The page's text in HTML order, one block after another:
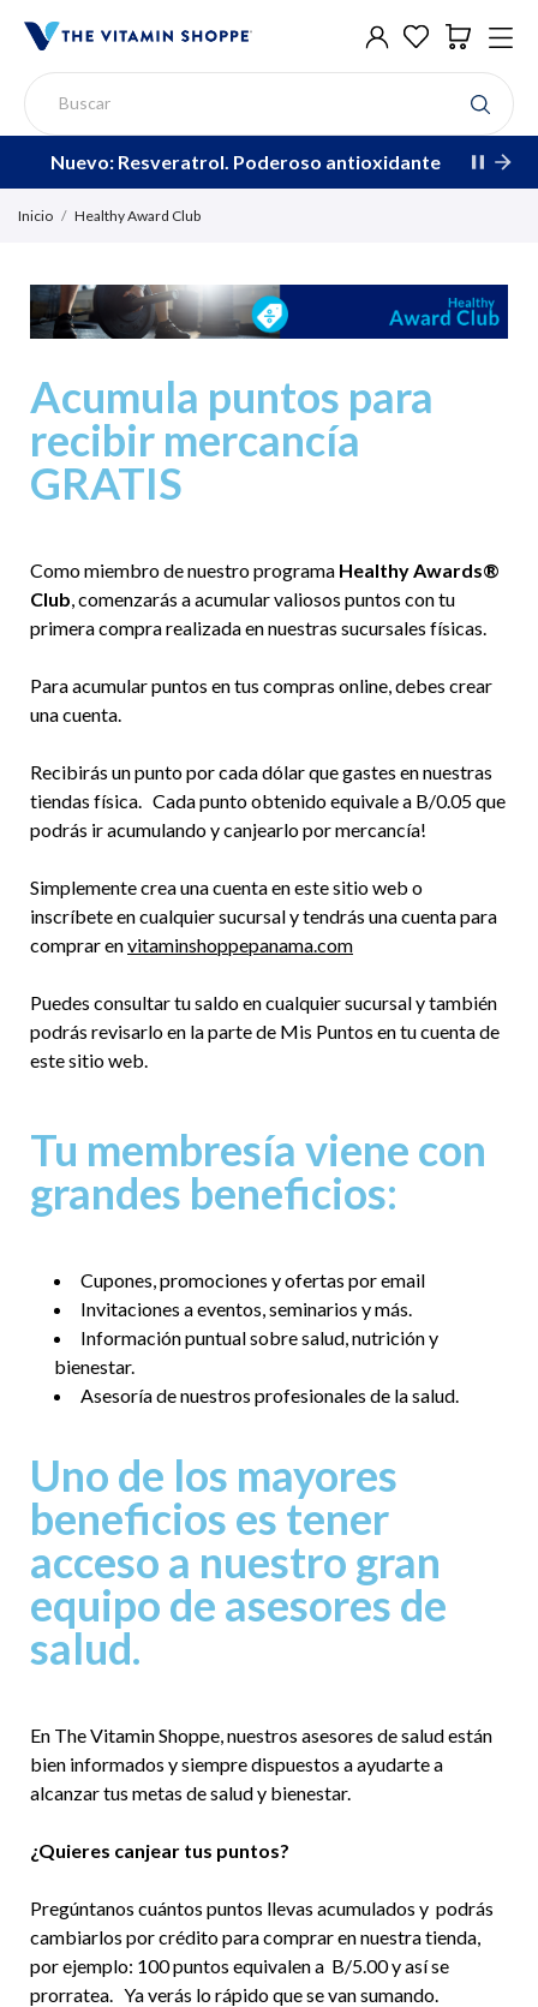
Nuevo: Resveratrol. Poderoso antioxidante
Inicio Healthy Award Club
Acumula puntos para
recibir mercancía
GRATIS
Como miembro de nuestro programa Healthy Awards®
Club , comenzarás a acumular valiosos puntos con tu
primera compra realizada en nuestras sucursales físicas.
Para acumular puntos en tus compras online, debes crear
una cuenta.
Recibirás un punto por cada dólar que gastes en nuestras
tiendas física. Cada punto obtenido equivale a B/0.05 que
podrás ir acumulando y canjearlo por mercancía!
Simplemente crea una cuenta en este sitio web o
inscríbete en cualquier sucursal y tendrás una cuenta para
comprar envitaminshoppepanama.com
Puedes consultar tu saldo en cualquier sucursal y también
podrás revisarlo en la parte de Mis Puntos en tu cuenta de
este sitio web.
Tu membresía viene con
grandes beneficios:
Cupones, promociones y ofertas por email
Invitaciones a eventos, seminarios y más.
Información puntual sobre salud, nutrición y
bienestar.
Asesoría de nuestros profesionales de la salud.
Uno de los mayores
beneficios es tener
acceso a nuestro gran
equipo de asesores de
salud.
En The Vitamin Shoppe, nuestros asesores de salud están
bien informados y siempre dispuestos a ayudarte a
alcanzar tus metas de salud y bienestar.
¿Quieres canjear tus puntos?
Pregúntanos cuántos puntos llevas acumulados y podrás
cambiarlos por crédito para comprar en nuestra tienda,
por ejemplo: 100 puntos equivalen a B/5.00 y así se
prorratea. Ya verás lo rápido que se van sumando.